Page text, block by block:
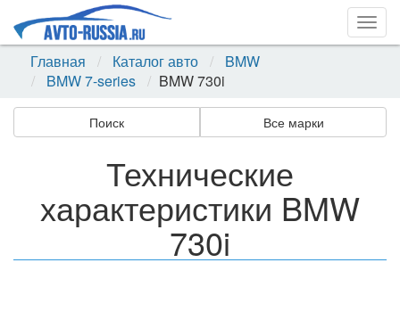
Главная
Каталог авто
BMW
BMW 7-series
BMW 730i
Поиск Все марки
Технические
характеристики BMW
730i